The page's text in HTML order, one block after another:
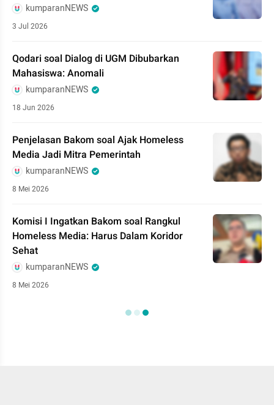
kumparanNEWS
3 Jul 2026
Qodari soal Dialog di UGM Dibubarkan
Mahasiswa: Anomali
kumparanNEWS
18 Jun 2026
Penjelasan Bakom soal Ajak Homeless
Media Jadi Mitra Pemerintah
kumparanNEWS
8 Mei 2026
Komisi I Ingatkan Bakom soal Rangkul
Homeless Media: Harus Dalam Koridor
Sehat
kumparanNEWS
8 Mei 2026